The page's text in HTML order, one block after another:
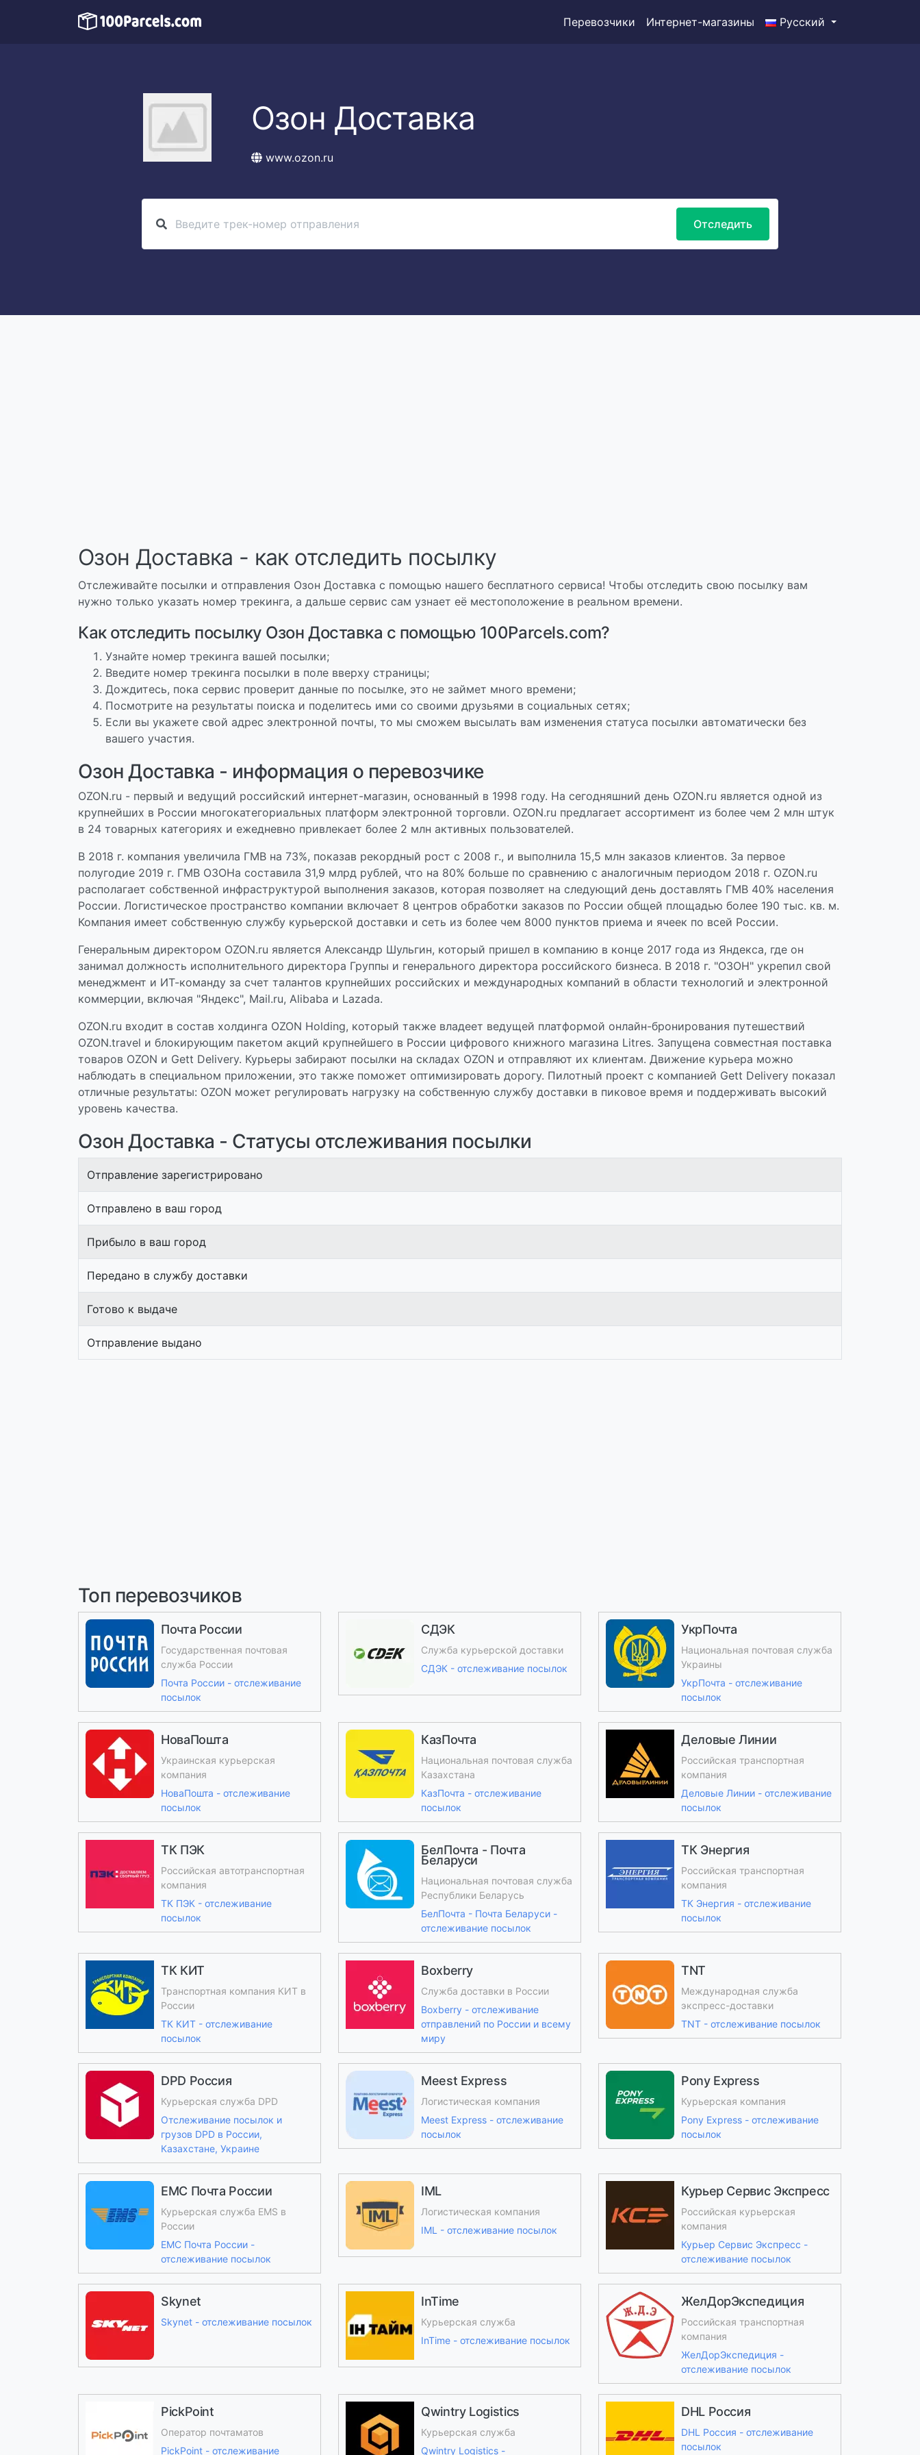
Перевозчики Интернет-магазины Русский
Озон Доставка
www.ozon.ru
Отследить
Озон Доставка - как отследить посылку
Отслеживайте посылки и отправления Озон Доставка с помощью нашего бесплатного сервиса! Чтобы отследить свою посылку вам
нужно только указать номер трекинга, а дальше сервис сам узнает её местоположение в реальном времени.
Как отследить посылку Озон Доставка с помощью 100Parcels.com?
Узнайте номер трекинга вашей посылки;
Введите номер трекинга посылки в поле вверху страницы;
Дождитесь, пока сервис проверит данные по посылке, это не займет много времени;
Посмотрите на результаты поиска и поделитесь ими со своими друзьями в социальных сетях;
Если вы укажете свой адрес электронной почты, то мы сможем высылать вам изменения статуса посылки автоматически без
вашего участия.
Озон Доставка - информация о перевозчике
OZON.ru - первый и ведущий российский интернет-магазин, основанный в 1998 году. На сегодняшний день OZON.ru является одной из
крупнейших в России многокатегориальных платформ электронной торговли. OZON.ru предлагает ассортимент из более чем 2 млн штук
в 24 товарных категориях и ежедневно привлекает более 2 млн активных пользователей.
В 2018 г. компания увеличила ГМВ на 73%, показав рекордный рост с 2008 г., и выполнила 15,5 млн заказов клиентов. За первое
полугодие 2019 г. ГМВ ОЗОНа составила 31,9 млрд рублей, что на 80% больше по сравнению с аналогичным периодом 2018 г. OZON.ru
располагает собственной инфраструктурой выполнения заказов, которая позволяет на следующий день доставлять ГМВ 40% населения
России. Логистическое пространство компании включает 8 центров обработки заказов по России общей площадью более 190 тыс. кв. м.
Компания имеет собственную службу курьерской доставки и сеть из более чем 8000 пунктов приема и ячеек по всей России.
Генеральным директором OZON.ru является Александр Шульгин, который пришел в компанию в конце 2017 года из Яндекса, где он
занимал должность исполнительного директора Группы и генерального директора российского бизнеса. В 2018 г. "ОЗОН" укрепил свой
менеджмент и ИТ-команду за счет талантов крупнейших российских и международных компаний в области технологий и электронной
коммерции, включая "Яндекс", Mail.ru, Alibaba и Lazada.
OZON.ru входит в состав холдинга OZON Holding, который также владеет ведущей платформой онлайн-бронирования путешествий
OZON.travel и блокирующим пакетом акций крупнейшего в России цифрового книжного магазина Litres. Запущена совместная поставка
товаров OZON и Gett Delivery. Курьеры забирают посылки на складах OZON и отправляют их клиентам. Движение курьера можно
наблюдать в специальном приложении, это также поможет оптимизировать дорогу. Пилотный проект с компанией Gett Delivery показал
отличные результаты: OZON может регулировать нагрузку на собственную службу доставки в пиковое время и поддерживать высокий
уровень качества.
Озон Доставка - Статусы отслеживания посылки
Отправление зарегистрировано
Отправлено в ваш город
Прибыло в ваш город
Передано в службу доставки
Готово к выдаче
Отправление выдано
Топ перевозчиков
Почта России
Государственная почтовая
служба России
Почта России - отслеживание
посылок
СДЭК
Служба курьерской доставки
СДЭК - отслеживание посылок
УкрПочта
Национальная почтовая служба
Украины
УкрПочта - отслеживание
посылок
НоваПошта
Украинская курьерская
компания
НоваПошта - отслеживание
посылок
КазПочта
Национальная почтовая служба
Казахстана
КазПочта - отслеживание
посылок
Деловые Линии
Российская транспортная
компания
Деловые Линии - отслеживание
посылок
ТК ПЭК
Российская автотранспортная
компания
ТК ПЭК - отслеживание
посылок
БелПочта - Почта
Беларуси
Национальная почтовая служба
Республики Беларусь
БелПочта - Почта Беларуси -
отслеживание посылок
ТК Энергия
Российская транспортная
компания
ТК Энергия - отслеживание
посылок
ТК КИТ
Транспортная компания КИТ в
России
ТК КИТ - отслеживание
посылок
Boxberry
Служба доставки в России
Boxberry - отслеживание
отправлений по России и всему
миру
TNT
Международная служба
экспресс-доставки
TNT - отслеживание посылок
DPD Россия
Курьерская служба DPD
Отслеживание посылок и
грузов DPD в России,
Казахстане, Украине
Meest Express
Логистическая компания
Meest Express - отслеживание
посылок
Pony Express
Курьерская компания
Pony Express - отслеживание
посылок
ЕМС Почта России
Курьерская служба EMS в
России
ЕМС Почта России -
отслеживание посылок
IML
Логистическая компания
IML - отслеживание посылок
Курьер Сервис Экспресс
Российская курьерская
компания
Курьер Сервис Экспресс -
отслеживание посылок
Skynet
Skynet - отслеживание посылок
InTime
Курьерская служба
InTime - отслеживание посылок
ЖелДорЭкспедиция
Российская транспортная
компания
ЖелДорЭкспедиция -
отслеживание посылок
PickPoint
Оператор почтаматов
PickPoint - отслеживание
Qwintry Logistics
Курьерская служба
Qwintry Logistics -
DHL Россия
DHL Россия - отслеживание
посылок